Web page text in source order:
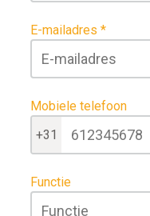
E-mailadres
Mobiele telefoon
+31
Functie